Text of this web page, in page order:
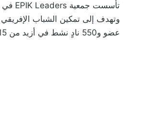
عضو و550 نادٍ نشط في أزيد من 15 دولة إفريقية.